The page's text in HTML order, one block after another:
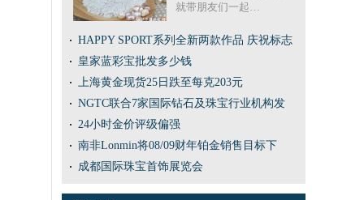
就带朋友们一起…
HAPPY SPORT系列全新两款作品 庆祝标志
皇家蓝彩宝批发多少钱
上海黄金现货25日跌至每克203元
NGTC联合7家国际钻石及珠宝行业机构发
24小时金价评级偏强
南非Lonmin将08/09财年铂金销售目标下
成都国际珠宝首饰展览会